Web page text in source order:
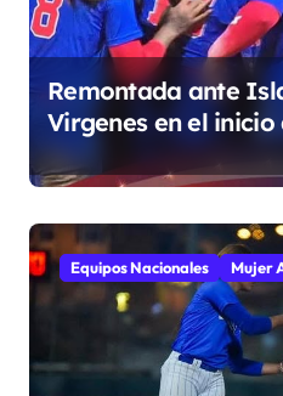
Remontada ante
Virgenes en el inicio
Super Ronda
Equipos Nacionales Mujer